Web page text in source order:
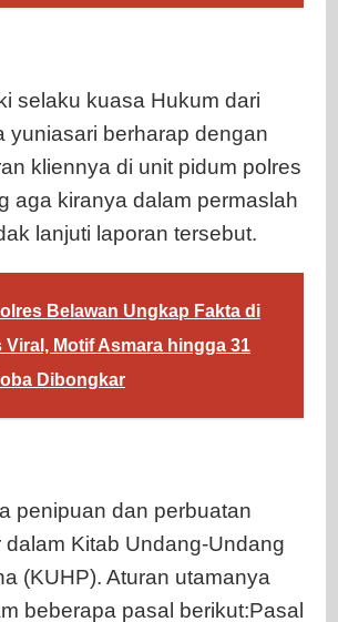
selaku kuasa Hukum dari
yuniasari berharap dengan
kliennya di unit pidum polres
aga kiranya dalam permaslah
lanjuti laporan tersebut.
Belawan Ungkap Fakta di
Viral, Motif Asmara hingga 31
Dibongkar
penipuan dan perbuatan
dalam Kitab Undang-Undang
(KUHP). Aturan utamanya
beberapa pasal berikut:Pasal